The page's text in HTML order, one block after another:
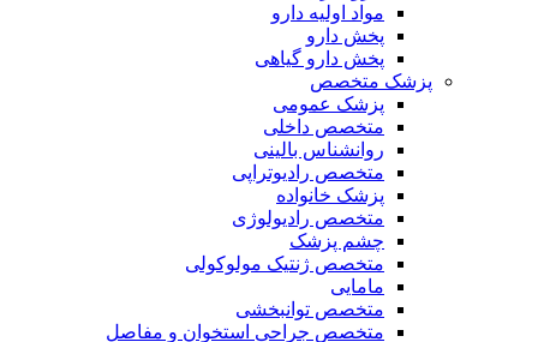
مواد اولیه دارو
پخش دارو
پخش دارو گیاهی
پزشک متخصص
پزشک عمومی
متخصص داخلی
روانشناس بالینی
متخصص رادیوتراپی
پزشک خانواده
متخصص رادیولوژی
چشم پزشک
متخصص ژنتیک مولوکولی
مامایی
متخصص توانبخشی
متخصص جراحی استخوان و مفاصل